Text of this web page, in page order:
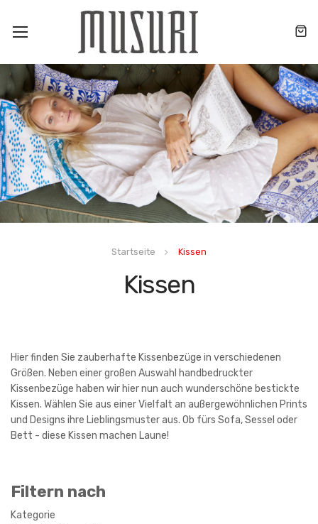
Toggle
Startseite Kissen
Kissen
Hier finden Sie zauberhafte Kissenbezüge in verschiedenen
Größen. Neben einer großen Auswahl handbedruckter
Kissenbezüge haben wir hier nun auch wunderschöne bestickte
Kissen. Wählen Sie aus einer Vielfalt an außergewöhnlichen Prints
und Designs ihre Lieblingsmuster aus. Ob fürs Sofa, Sessel oder
Bett - diese Kissen machen Laune!
Filtern nach
Kategorie